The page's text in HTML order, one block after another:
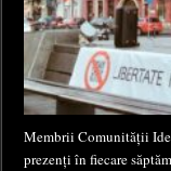
Membrii Comunității
prezenți în fiecare